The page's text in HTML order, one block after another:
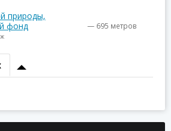
природы,
фонд
— 695 метров